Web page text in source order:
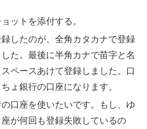
ットを添付する。
したのが、全角カタカナで登録
た。最後に半角カナで苗字と名
ペースあけて登録しました。口
ょ銀行の口座になります。
口座を使いたいです。もし、ゆ
が何回も登録失敗しているの